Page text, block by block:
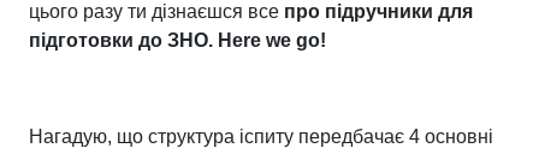
цього разу ти дізнаєшся все про підручники для
підготовки до ЗНО. Here we go!
Нагадую, що структура іспиту передбачає 4 основні